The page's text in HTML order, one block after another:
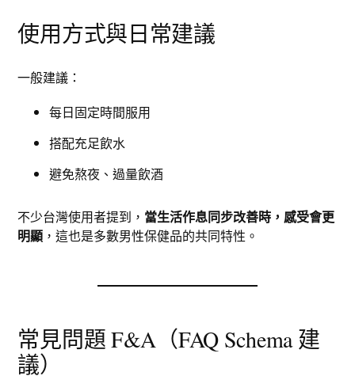
使用方式與日常建議
一般建議：
每日固定時間服用
搭配充足飲水
避免熬夜、過量飲酒
不少台灣使用者提到， 當生活作息同步改善時，感受會更
明顯 ，這也是多數男性保健品的共同特性。
常見問題 F&A（FAQ Schema 建
議）